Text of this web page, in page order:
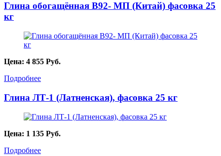
Глина обогащённая B92- МП (Китай) фасовка 25
кг
Цена: 4 855 Руб.
Подробнее
Глина ЛТ-1 (Латненская), фасовка 25 кг
Цена: 1 135 Руб.
Подробнее